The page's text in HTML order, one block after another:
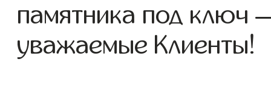
памятника под
уважаемые Клиенты!